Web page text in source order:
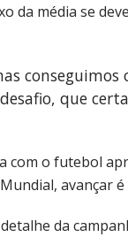
da média se
conseguimos
que
o futebol
avançar
da